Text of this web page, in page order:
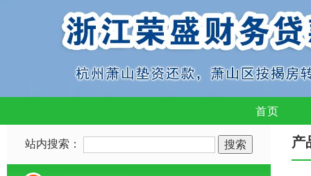
首页
站内搜索： 产